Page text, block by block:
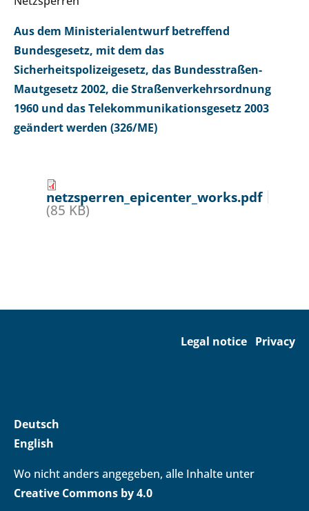
Aus dem Ministerialentwurf betreffend
Bundesgesetz, mit dem das
Sicherheitspolizeigesetz, das Bundesstraßen-
Mautgesetz 2002, die Straßenverkehrsordnung
1960 und das Telekommunikationsgesetz 2003
geändert werden (326/ME)
netzsperren_epicenter_works.pdf
(85 KB)
Legal notice Privacy
Deutsch
English
Wo nicht anders angegeben, alle Inhalte unter
Creative Commons by 4.0